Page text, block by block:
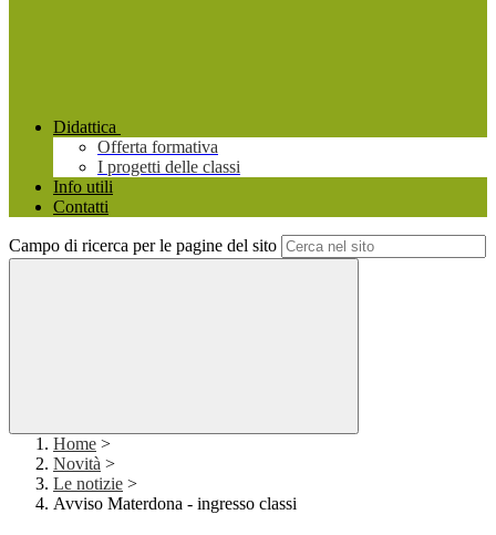
Didattica
Offerta formativa
I progetti delle classi
Info utili
Contatti
Campo di ricerca per le pagine del sito
Home >
Novità >
Le notizie >
Avviso Materdona - ingresso classi